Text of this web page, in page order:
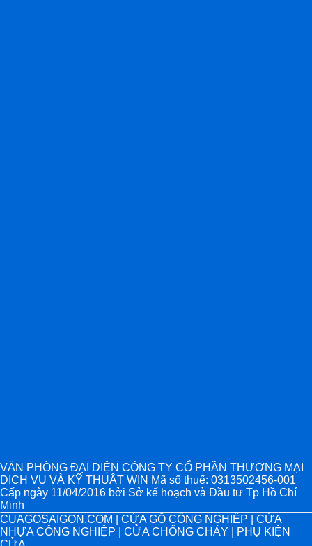
VĂN PHÒNG ĐẠI DIỆN CÔNG TY CỔ PHẦN THƯƠNG MẠI
DỊCH VỤ VÀ KỸ THUẬT WIN Mã số thuế: 0313502456-001
Cấp ngày 11/04/2016 bởi Sở kế hoạch và Đầu tư Tp Hồ Chí
Minh
CUAGOSAIGON.COM | CỬA GỖ CÔNG NGHIỆP | CỬA
NHỰA CÔNG NGHIỆP | CỬA CHỐNG CHÁY | PHỤ KIỆN